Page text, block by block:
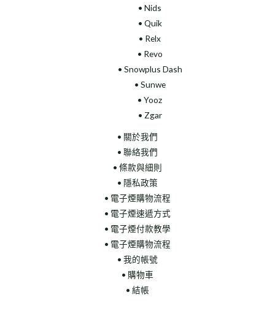
• Nids
• Quik
• Relx
• Revo
• Snowplus Dash
• Sunwe
• Yooz
• Zgar
• 關於我們
• 聯絡我們
• 條款與細則
• 隱私政策
• 電子煙購物流程
• 電子煙速遞方式
• 電子煙付款教學
• 電子煙購物流程
• 我的帳號
• 購物車
• 結帳